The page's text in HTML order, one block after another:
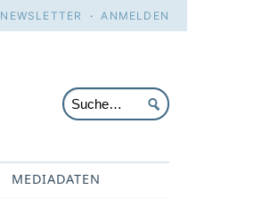
NEWSLETTER ·ANMELDEN
MEDIADATEN